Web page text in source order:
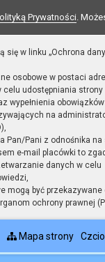
Prywatności.
się w linku „Ochrona
osobowe w postaci
celu udostępniania strony
wypełnienia obowiązków
na
Pan/Pani z odnośnika na
e-mail placówki to
danych w celu
mogą być przekazywane
ochrony prawnej
Mapa strony